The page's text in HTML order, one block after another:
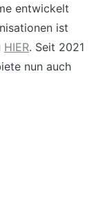
entwickelt
ist
HIER. Seit 2021
nun auch